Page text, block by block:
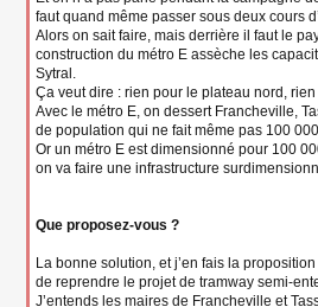
faut quand même passer sous deux cours
Alors on sait faire, mais derrière il faut le
construction du métro E assèche les
Sytral.
Ça veut dire : rien pour le plateau nord,
Avec le métro E, on dessert Francheville,
de population qui ne fait même pas 100
Or un métro E est dimensionné pour 100
on va faire une infrastructure
Que proposez-vous ?
La bonne solution, et j’en fais la
de reprendre le projet de tramway semi-
J’entends les maires de Francheville et